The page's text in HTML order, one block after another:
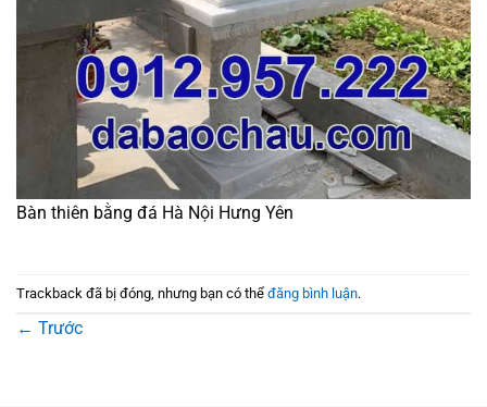
Bàn thiên bằng đá Hà Nội Hưng Yên
Trackback đã bị đóng, nhưng bạn có thể đăng bình luận.
← Trước